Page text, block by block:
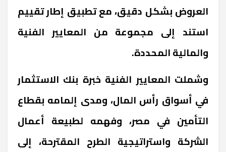
العروض بشكل دقيق، مع تطبيق إطار تقييم
استند إلى مجموعة من المعايير الفنية
والمالية المحددة.
وشملت المعايير الفنية خبرة بنك الاستثمار
في أسواق رأس المال، ومدى إلمامه بقطاع
التأمين في مصر، وفهمه لطبيعة أعمال
الشركة واستراتيجية الطرح المقترحة، إلى